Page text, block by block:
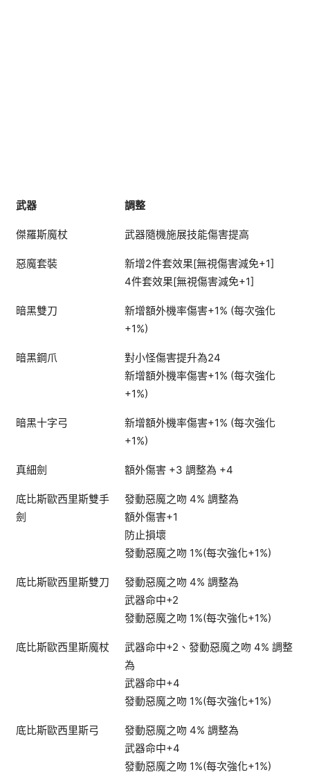
武器 調整
傑羅斯魔杖 武器隨機施展技能傷害提高
惡魔套裝
新增2件套效果[無視傷害減免+1]
4件套效果[無視傷害減免+1]
暗黑雙刀
新增額外機率傷害+1% (每次強化
+1%)
暗黑鋼爪
對小怪傷害提升為24
新增額外機率傷害+1% (每次強化
+1%)
暗黑十字弓
新增額外機率傷害+1% (每次強化
+1%)
真細劍 額外傷害 +3 調整為 +4
底比斯歐西里斯雙手
劍
發動惡魔之吻 4% 調整為
額外傷害+1
防止損壞
發動惡魔之吻 1%(每次強化+1%)
底比斯歐西里斯雙刀
發動惡魔之吻 4% 調整為
武器命中+2
發動惡魔之吻 1%(每次強化+1%)
底比斯歐西里斯魔杖
武器命中+2、發動惡魔之吻 4% 調整
為
武器命中+4
發動惡魔之吻 1%(每次強化+1%)
底比斯歐西里斯弓
發動惡魔之吻 4% 調整為
武器命中+4
發動惡魔之吻 1%(每次強化+1%)